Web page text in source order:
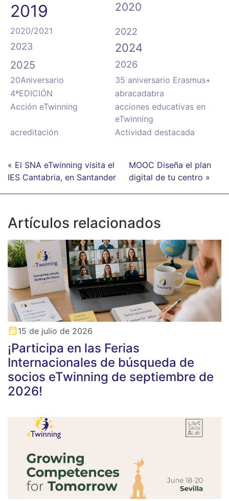
2019
2020
2020/2021
2022
2023
2024
2025 2026
20Aniversario
35 aniversario Erasmus+
4ªEDICIÓN
abracadabra
Acción eTwinning
acciones educativas en
eTwinning
acreditación
Actividad destacada
« El SNA eTwinning visita el
IES Cantabria, en Santander
MOOC Diseña el plan
digital de tu centro »
Artículos relacionados
15 de julio de 2026
¡Participa en las Ferias
Internacionales de búsqueda de
socios eTwinning de septiembre de
2026!